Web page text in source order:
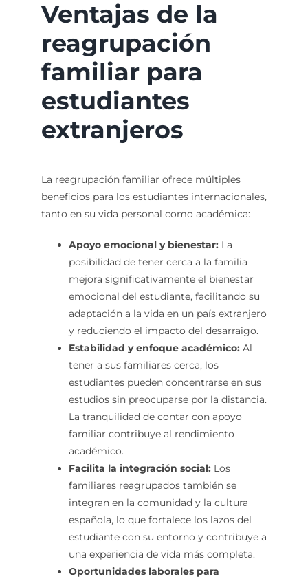
Ventajas de la
reagrupación
familiar para
estudiantes
extranjeros
La reagrupación familiar ofrece múltiples
beneficios para los estudiantes internacionales,
tanto en su vida personal como académica:
Apoyo emocional y bienestar:La
posibilidad de tener cerca a la familia
mejora significativamente el bienestar
emocional del estudiante, facilitando su
adaptación a la vida en un país extranjero
y reduciendo el impacto del desarraigo.
Estabilidad y enfoque académico:Al
tener a sus familiares cerca, los
estudiantes pueden concentrarse en sus
estudios sin preocuparse por la distancia.
La tranquilidad de contar con apoyo
familiar contribuye al rendimiento
académico.
Facilita la integración social:Los
familiares reagrupados también se
integran en la comunidad y la cultura
española, lo que fortalece los lazos del
estudiante con su entorno y contribuye a
una experiencia de vida más completa.
Oportunidades laborales para